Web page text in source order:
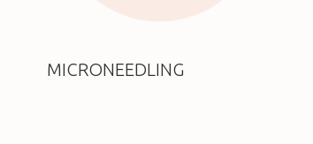
MICRONEEDLING